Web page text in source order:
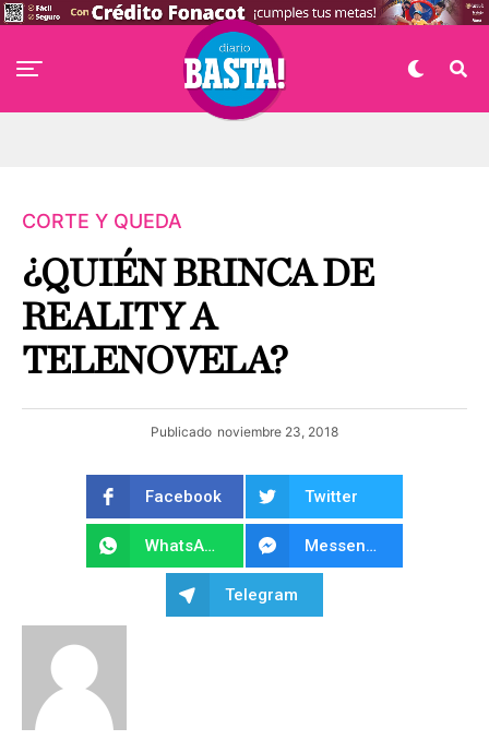
CORTE Y QUEDA
¿QUIÉN BRINCA DE
REALITY A
TELENOVELA?
Publicado noviembre 23, 2018
Facebook Twitter
WhatsApp Messenger
Telegram